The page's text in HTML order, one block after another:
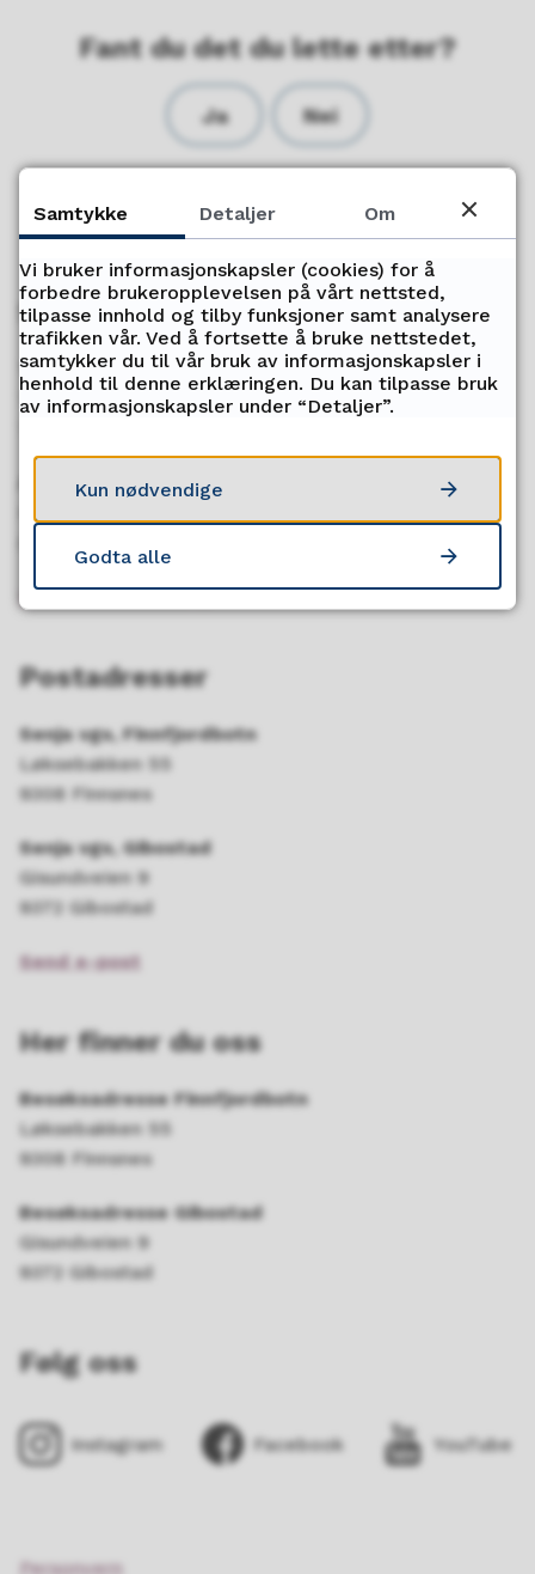
Fant du det du lette etter?
Ja Nei
Servicetorget
Telefon
77 85 08 00 Skolested Finnfjordbotn
Åpningstider
Hverdager fra 08.00-15.45
Send oss faktura
Postadresser
Senja vgs, Finnfjordbotn
Løksebakken 55
9308 Finnsnes
Senja vgs, Gibostad
Gisundveien 9
9372 Gibostad
Send e-post
Her finner du oss
Besøksadresse Finnfjordbotn
Løksebakken 55
9308 Finnsnes
Besøksadresse Gibostad
Gisundveien 9
9372 Gibostad
Følg oss
Instagram Facebook YouTube
Personvern
Samtykke Detaljer Om
Vi bruker informasjonskapsler (cookies) for å
forbedre brukeropplevelsen på vårt nettsted,
tilpasse innhold og tilby funksjoner samt analysere
trafikken vår. Ved å fortsette å bruke nettstedet,
samtykker du til vår bruk av informasjonskapsler i
henhold til denne erklæringen. Du kan tilpasse bruk
av informasjonskapsler under “Detaljer”.
Kun nødvendige
Godta alle